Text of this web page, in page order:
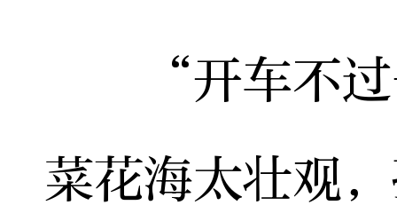
“开车不过
菜花海太壮观